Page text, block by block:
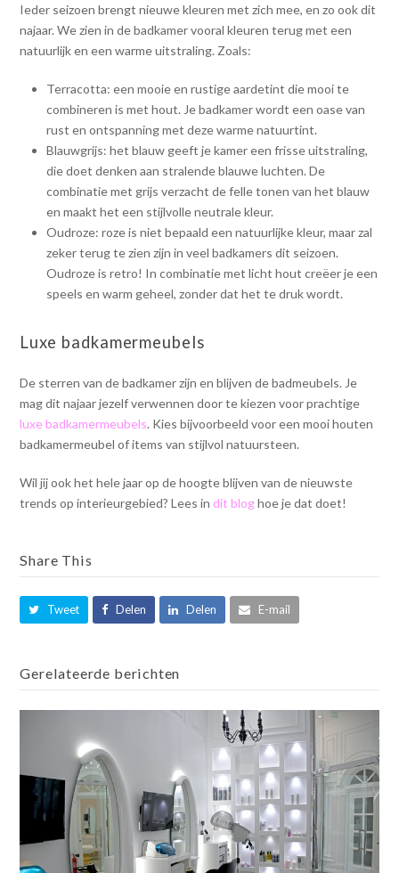
Ieder seizoen brengt nieuwe kleuren met zich mee, en zo ook dit
najaar. We zien in de badkamer vooral kleuren terug met een
natuurlijk en een warme uitstraling. Zoals:
Terracotta: een mooie en rustige aardetint die mooi te
combineren is met hout. Je badkamer wordt een oase van
rust en ontspanning met deze warme natuurtint.
Blauwgrijs: het blauw geeft je kamer een frisse uitstraling,
die doet denken aan stralende blauwe luchten. De
combinatie met grijs verzacht de felle tonen van het blauw
en maakt het een stijlvolle neutrale kleur.
Oudroze: roze is niet bepaald een natuurlijke kleur, maar zal
zeker terug te zien zijn in veel badkamers dit seizoen.
Oudroze is retro! In combinatie met licht hout creëer je een
speels en warm geheel, zonder dat het te druk wordt.
Luxe badkamermeubels
De sterren van de badkamer zijn en blijven de badmeubels. Je
mag dit najaar jezelf verwennen door te kiezen voor prachtige
luxe badkamermeubels. Kies bijvoorbeeld voor een mooi houten
badkamermeubel of items van stijlvol natuursteen.
Wil jij ook het hele jaar op de hoogte blijven van de nieuwste
trends op interieurgebied? Lees in dit bloghoe je dat doet!
Share This
Tweet Delen Delen E-mail
Gerelateerde berichten